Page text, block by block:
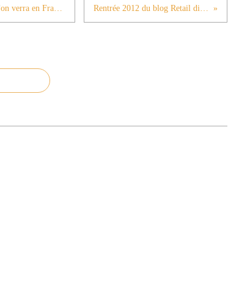
Costco Harlem : un aperçu de ce que l'on verra en France bientôt (8) Rentrée 2012 du blog Retail distribution